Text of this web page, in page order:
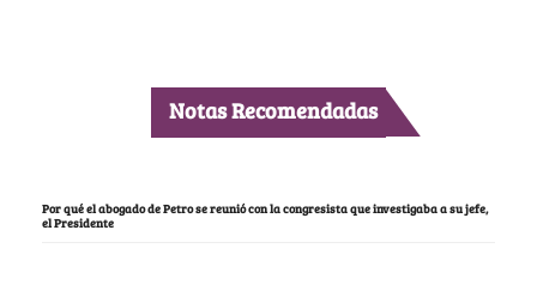
Notas Recomendadas
Por qué el abogado de Petro se reunió con la congresista que investigaba a su jefe,
el Presidente